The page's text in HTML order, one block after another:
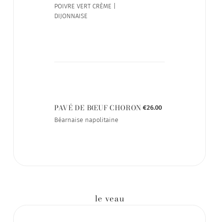
POIVRE VERT CRÈME |
DIJONNAISE
PAVÉ DE BŒUF CHORON
Béarnaise napolitaine
€26.00
le veau